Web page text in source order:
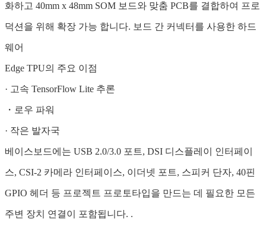
화하고 40mm x 48mm SOM 보드와 맞춤 PCB를 결합하여 프로
덕션을 위해 확장 가능 합니다. 보드 간 커넥터를 사용한 하드
웨어
Edge TPU의 주요 이점
· 고속 TensorFlow Lite 추론
・로우 파워
· 작은 발자국
베이스보드에는 USB 2.0/3.0 포트, DSI 디스플레이 인터페이
스, CSI-2 카메라 인터페이스, 이더넷 포트, 스피커 단자, 40핀
GPIO 헤더 등 프로젝트 프로토타입을 만드는 데 필요한 모든
주변 장치 연결이 포함됩니다. .